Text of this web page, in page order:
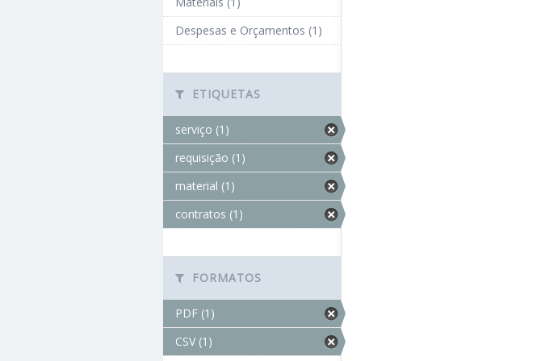
Despesas e Orçamentos (1)
ETIQUETAS
serviço (1)
requisição (1)
material (1)
contratos (1)
FORMATOS
PDF (1)
CSV (1)